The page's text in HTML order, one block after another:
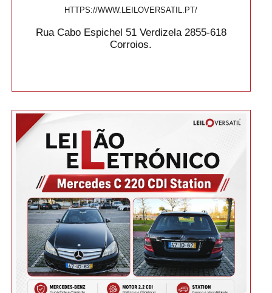
HTTPS://WWW.LEILOVERSATIL.PT/
Rua Cabo Espichel 51 Verdizela 2855-618
Corroios.